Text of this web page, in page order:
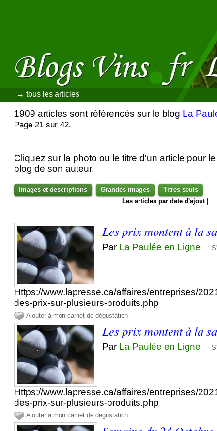
→ tous les articles
1909 articles sont référencés sur le blog La
Page 21 sur 42.
Cliquez sur la photo ou le titre d'un article pour
blog de son auteur.
Images et descriptions Grandes images
Titres seuls
Les articles par date d'ajout|
Les prix montent à la
Par La Paulée en Ligne
Https://www.lapresse.ca/affaires/entreprises/
des-prix-sur-plusieurs-produits.php
Ajouter à mon carnet de dégustation
Les prix montent à la
Par La Paulée en Ligne
Https://www.lapresse.ca/affaires/entreprises/
des-prix-sur-plusieurs-produits.php
Ajouter à mon carnet de dégustation